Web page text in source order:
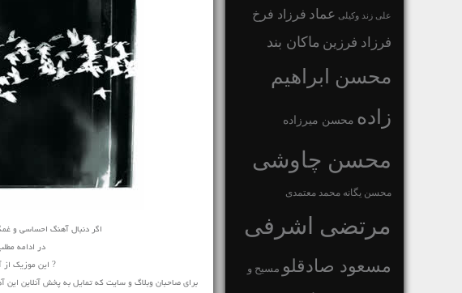
علی زند وکیلی عماد فرزاد فرخ
فرزاد فرزین ماکان بند
محسن ابراهیم
زاده محسن میرزاده
محسن چاوشی
محسن یگانه محمد معتمدی
مرتضی اشرفی
مسعود صادقلو مسیح و
اگر دنبال آهنگ احساسی و
در ادامه
? این موزیک از
برای صاحبان وبلاگ و سایت که تمایل به پخش آنلاین این